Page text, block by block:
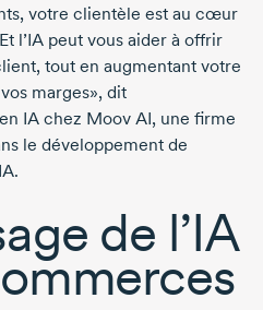
votre clientèle est au cœur
l’IA peut vous aider à offrir
tout en augmentant votre
marges», dit
IA chez Moov AI, une firme
le développement de
de l’IA